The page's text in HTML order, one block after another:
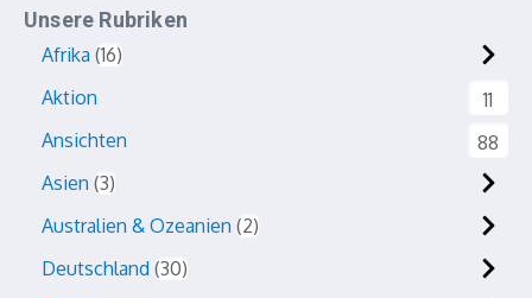
Unsere Rubriken
Afrika 16
Aktion
11
Ansichten
88
Asien 3
Australien & Ozeanien 2
Deutschland 30